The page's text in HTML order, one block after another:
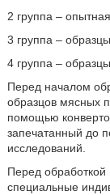
2 группа –
3 группа –
4 группа –
Перед началом
образцов мясных
помощью
запечатанный до
исследований.
Перед
специальные